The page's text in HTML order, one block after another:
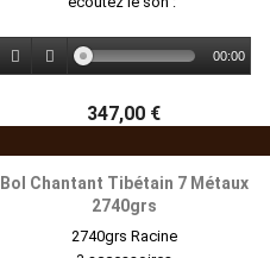
00:00
347,00 €
Bol Chantant Tibétain 7 Métaux
2740grs
2740grs Racine